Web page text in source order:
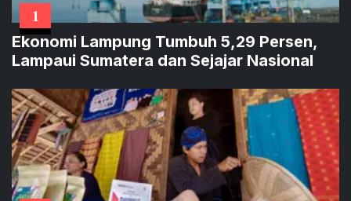
1
Ekonomi Lampung Tumbuh 5,29 Persen,
Lampaui Sumatera dan Sejajar Nasional